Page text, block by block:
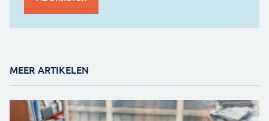
MEER ARTIKELEN